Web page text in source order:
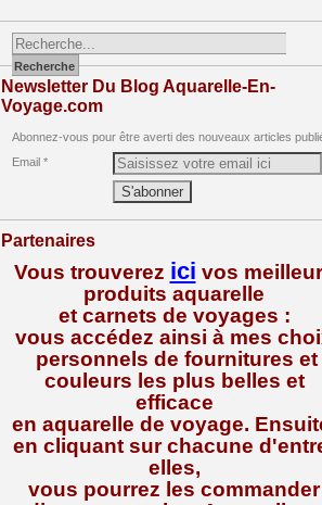
Newsletter Du Blog Aquarelle-En-
Voyage.com
Abonnez-vous pour être averti des nouveaux articles
Email
Partenaires
Vous trouverez ici vos
produits aquarelle
et carnets de voyages :
vous accédez ainsi à mes
personnels de fournitures et
couleurs les plus belles et
efficace
en aquarelle de voyage.
en cliquant sur chacune
elles,
vous pourrez les commander